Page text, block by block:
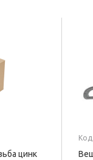
цинк
Код